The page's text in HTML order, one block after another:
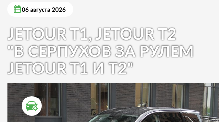
06 августа 2026
JETOUR T1, JETOUR T2
"В СЕРПУХОВ ЗА РУЛЕМ
JETOUR T1 И T2"
ТЕСТ ДРАЙВ